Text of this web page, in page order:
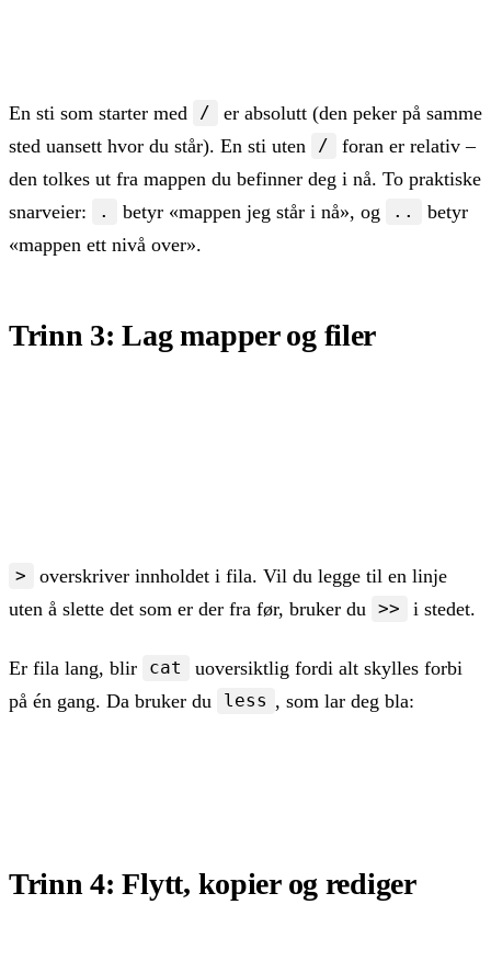
En sti som starter med /
er absolutt (den peker på samme
sted uansett hvor du står). En sti uten
/
foran er relativ –
den tolkes ut fra mappen du befinner deg i nå. To praktiske
snarveier:
. betyr «mappen jeg står i nå», og ..
betyr
«mappen ett nivå over».
Trinn 3: Lag mapper og filer
>
overskriver innholdet i fila. Vil du legge til en linje
uten å slette det som er der fra før, bruker du
>> i stedet.
Er fila lang, blir cat
uoversiktlig fordi alt skylles forbi
på én gang. Da bruker du
less , som lar deg bla:
Trinn 4: Flytt, kopier og rediger